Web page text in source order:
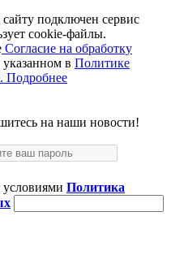
подключен сервис
cookie-файлы.
Согласие на обработку
в Политике
Подробнее
на наши новости!
условиями Политика